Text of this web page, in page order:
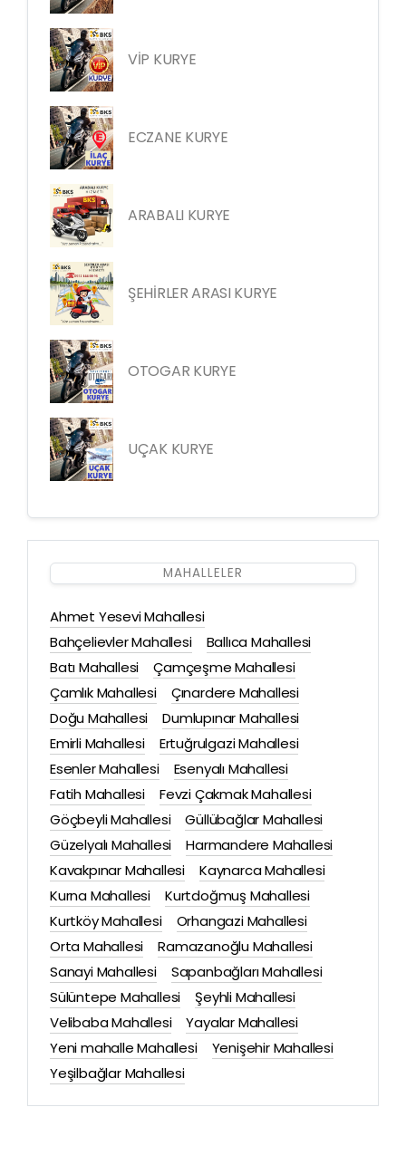
VİP KURYE
ECZANE KURYE
ARABALI KURYE
ŞEHİRLER ARASI KURYE
OTOGAR KURYE
UÇAK KURYE
MAHALLELER
Ahmet Yesevi Mahallesi
Bahçelievler Mahallesi
Ballıca Mahallesi
Batı Mahallesi
Çamçeşme Mahallesi
Çamlık Mahallesi
Çınardere Mahallesi
Doğu Mahallesi
Dumlupınar Mahallesi
Emirli Mahallesi
Ertuğrulgazi Mahallesi
Esenler Mahallesi
Esenyalı Mahallesi
Fatih Mahallesi
Fevzi Çakmak Mahallesi
Göçbeyli Mahallesi
Güllübağlar Mahallesi
Güzelyalı Mahallesi
Harmandere Mahallesi
Kavakpınar Mahallesi
Kaynarca Mahallesi
Kurna Mahallesi
Kurtdoğmuş Mahallesi
Kurtköy Mahallesi
Orhangazi Mahallesi
Orta Mahallesi
Ramazanoğlu Mahallesi
Sanayi Mahallesi
Sapanbağları Mahallesi
Sülüntepe Mahallesi
Şeyhli Mahallesi
Velibaba Mahallesi
Yayalar Mahallesi
Yeni mahalle Mahallesi
Yenişehir Mahallesi
Yeşilbağlar Mahallesi